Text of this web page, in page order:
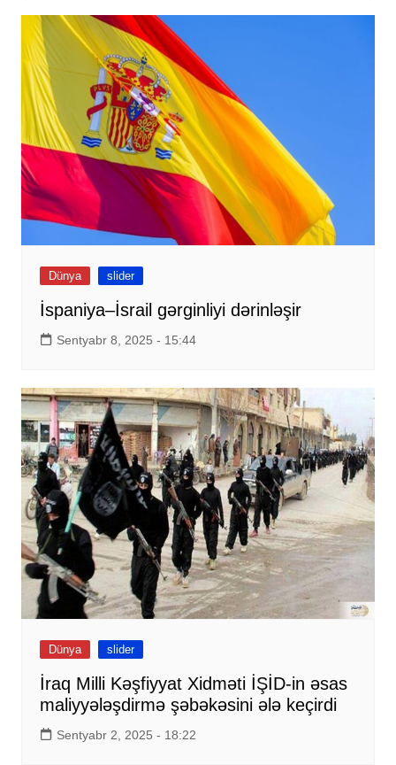
Dünya slider
İspaniya–İsrail gərginliyi dərinləşir
Sentyabr 8, 2025 - 15:44
Dünya slider
İraq Milli Kəşfiyyat Xidməti İŞİD-in əsas
maliyyələşdirmə şəbəkəsini ələ keçirdi
Sentyabr 2, 2025 - 18:22